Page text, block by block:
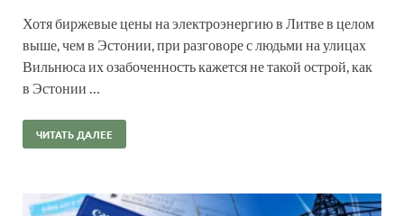
Хотя биржевые цены на электроэнергию в Литве в целом
выше, чем в Эстонии, при разговоре с людьми на улицах
Вильнюса их озабоченность кажется не такой острой, как
в Эстонии …
ЧИТАТЬ ДАЛЕЕ